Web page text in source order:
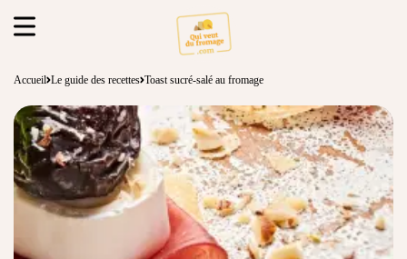
Accueil Le guide des recettes Toast sucré-salé au fromage